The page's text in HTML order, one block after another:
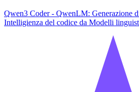
Qwen3 Coder - QwenLM: Generazione
Intelligienza del codice da Modelli